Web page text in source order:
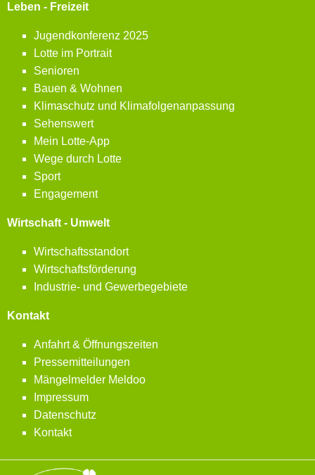
Leben - Freizeit
Jugendkonferenz 2025
Lotte im Portrait
Senioren
Bauen & Wohnen
Klimaschutz und Klimafolgenanpassung
Sehenswert
Mein Lotte-App
Wege durch Lotte
Sport
Engagement
Wirtschaft - Umwelt
Wirtschaftsstandort
Wirtschaftsförderung
Industrie- und Gewerbegebiete
Kontakt
Anfahrt & Öffnungszeiten
Pressemitteilungen
Mängelmelder Meldoo
Impressum
Datenschutz
Kontakt